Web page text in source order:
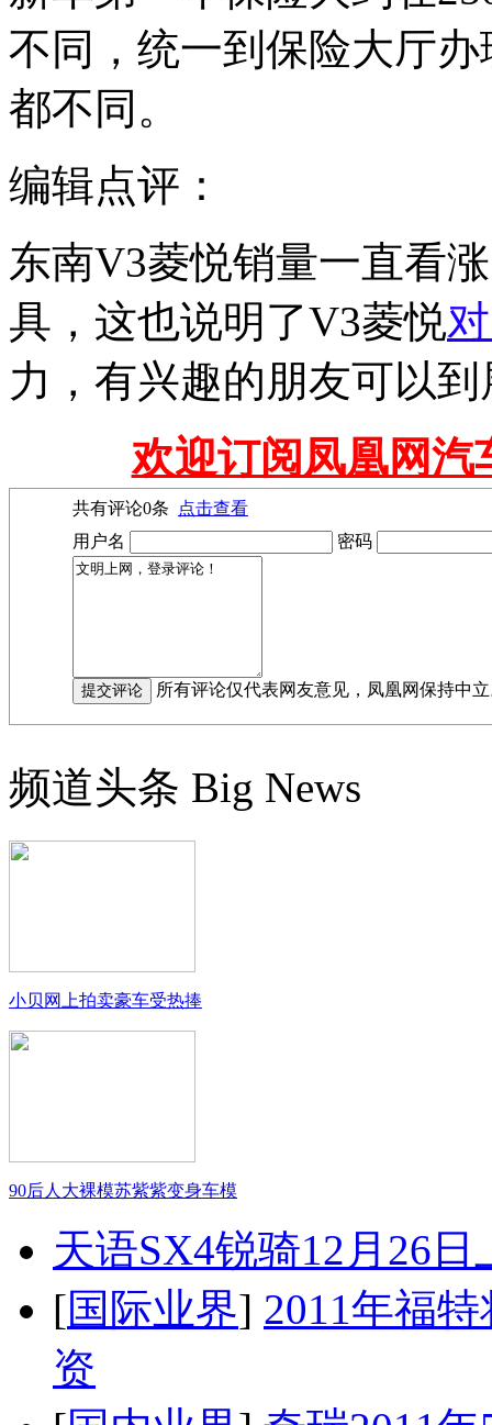
不同，统一到保险大厅
都不同。
编辑点评：
东南V3菱悦销量一直看
具，这也说明了V3菱悦
力，有兴趣的朋友可以
欢迎订阅凤凰网汽
共有评论0条
点击查看
用户名
密码
所有评论仅代表网友意见，凤凰网保持中
频道头条 Big News
小贝网上拍卖豪车受热捧
90后人大裸模苏紫紫变身车模
天语SX4锐骑12月26
[国际业界] 2011年福
资